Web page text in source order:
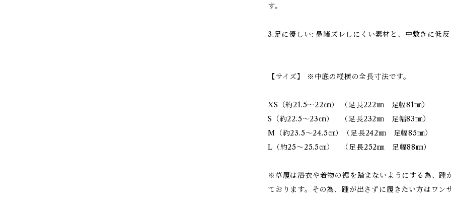
す。
3.足に優しい: 鼻緒ズレしにくい素材と、中敷きに低反
【サイズ】 ※中底の縦横の全長寸法です。
XS（約21.5～22㎝） （足長222㎜ 足幅81㎜）
S（約22.5～23㎝） （足長232㎜ 足幅83㎜）
M（約23.5～24.5㎝）（足長242㎜ 足幅85㎜）
L（約25～25.5㎝） （足長252㎜ 足幅88㎜）
※草履は浴衣や着物の裾を踏まないようにする為、踵
ております。その為、踵が出さずに履きたい方はワン